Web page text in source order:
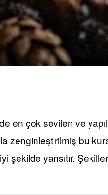
en çok sevilen ve
zenginleştirilmiş bu
yansıtır.